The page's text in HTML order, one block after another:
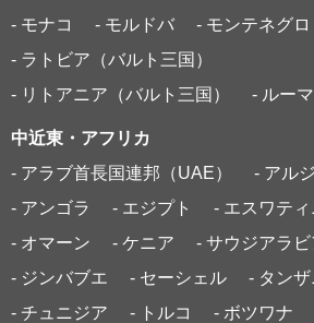
- モナコ
- モルドバ
- モンテネグロ
- ラトビア（バルト三国）
- リトアニア（バルト三国）
- ルー
中近東・アフリカ
- アラブ首長国連邦（UAE）
- アル
- アンゴラ
- エジプト
- エスワティ
- オマーン
- ケニア - サウジアラビ
- ジンバブエ
- セーシェル
- タンザ
- チュニジア
- トルコ - ボツワナ